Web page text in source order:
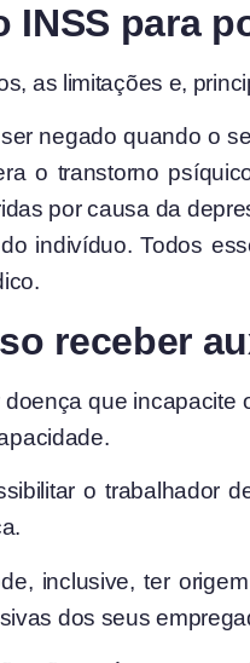
INSS para
as limitações e,
negado quando o
o transtorno
por causa da
indivíduo. Todos
receber
que
o trabalhador
inclusive, ter
dos seus